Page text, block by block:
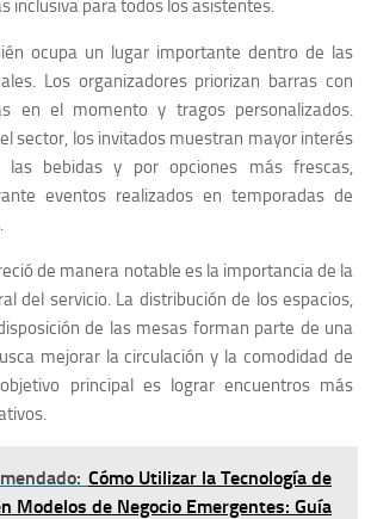
inclusiva para todos los asistentes.
ocupa un lugar importante dentro de las
Los organizadores priorizan barras con
en el momento y tragos personalizados.
sector, los invitados muestran mayor interés
bebidas y por opciones más frescas,
eventos realizados en temporadas de
de manera notable es la importancia de la
del servicio. La distribución de los espacios,
de las mesas forman parte de una
mejorar la circulación y la comodidad de
principal es lograr encuentros más
Cómo Utilizar la Tecnología de
Modelos de Negocio Emergentes: Guía